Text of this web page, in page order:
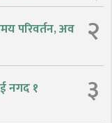
परिवर्तन, अव
२
नगद १
३